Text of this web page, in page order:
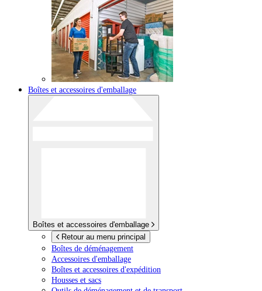
Boîtes et accessoires d'emballage
Boîtes et accessoires d'emballage
Retour au menu principal
Boîtes de déménagement
Accessoires d'emballage
Boîtes et accessoires d'expédition
Housses et sacs